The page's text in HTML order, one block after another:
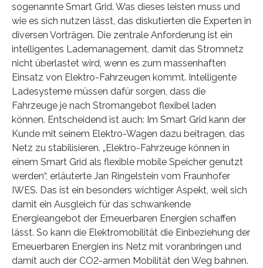
sogenannte Smart Grid. Was dieses leisten muss und
wie es sich nutzen lässt, das diskutierten die Experten in
diversen Vorträgen. Die zentrale Anforderung ist ein
intelligentes Lademanagement, damit das Stromnetz
nicht überlastet wird, wenn es zum massenhaften
Einsatz von Elektro-Fahrzeugen kommt. Intelligente
Ladesysteme müssen dafür sorgen, dass die
Fahrzeuge je nach Stromangebot flexibel laden
können. Entscheidend ist auch: Im Smart Grid kann der
Kunde mit seinem Elektro-Wagen dazu beitragen, das
Netz zu stabilisieren. „Elektro-Fahrzeuge können in
einem Smart Grid als flexible mobile Speicher genutzt
werden“, erläuterte Jan Ringelstein vom Fraunhofer
IWES. Das ist ein besonders wichtiger Aspekt, weil sich
damit ein Ausgleich für das schwankende
Energieangebot der Erneuerbaren Energien schaffen
lässt. So kann die Elektromobilität die Einbeziehung der
Erneuerbaren Energien ins Netz mit voranbringen und
damit auch der CO2-armen Mobilität den Weg bahnen.